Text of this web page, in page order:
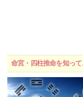
命宮・四柱推命を知っ